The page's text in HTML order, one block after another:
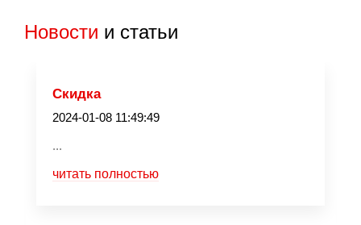
Новости и статьи
Скидка
2024-01-08 11:49:49
...
читать полностью